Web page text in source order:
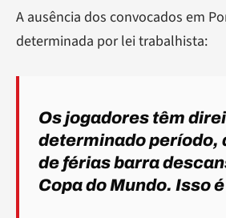
A ausência dos convocados em
determinada por lei trabalhista:
Os jogadores têm
determinado período,
de férias barra
Copa do Mundo. Isso